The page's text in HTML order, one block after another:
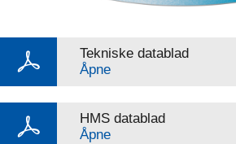
Tekniske datablad
Åpne
HMS datablad
Åpne